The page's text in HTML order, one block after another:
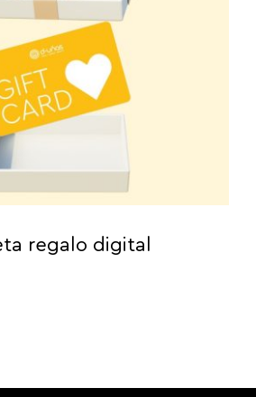
regalo digital